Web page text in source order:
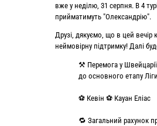
вже у неділю, 31 серпня. В 4
прийматимуть "Олександрію".
Друзі, дякуємо, що в цей вечір
неймовірну підтримку! Далі
⚒️ Перемога у
до основного етапу
⚽️ Кевін ⚽️ Кауан Еліас
🔁 Загальний рахунок